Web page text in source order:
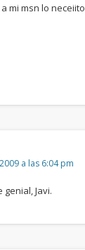
mi msn lo neceiito
a las 6:04 pm
Javi.